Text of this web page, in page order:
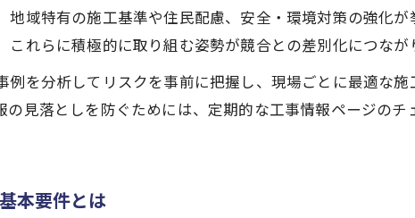
公共工事効率化に欠かせない岡崎市の工
岡崎市の公共工事で省力化を実現する方
公共工事現場で役立つ効率化の実践知識
岡崎市仕様の工事管理における効率化事
域特有の施工基準や住民配慮、安全・環境対策の強化
れらに積極的に取り組む姿勢が競合との差別化につなが
を分析してリスクを事前に把握し、現場ごとに最適な
見落としを防ぐためには、定期的な工事情報ページの
本要件とは